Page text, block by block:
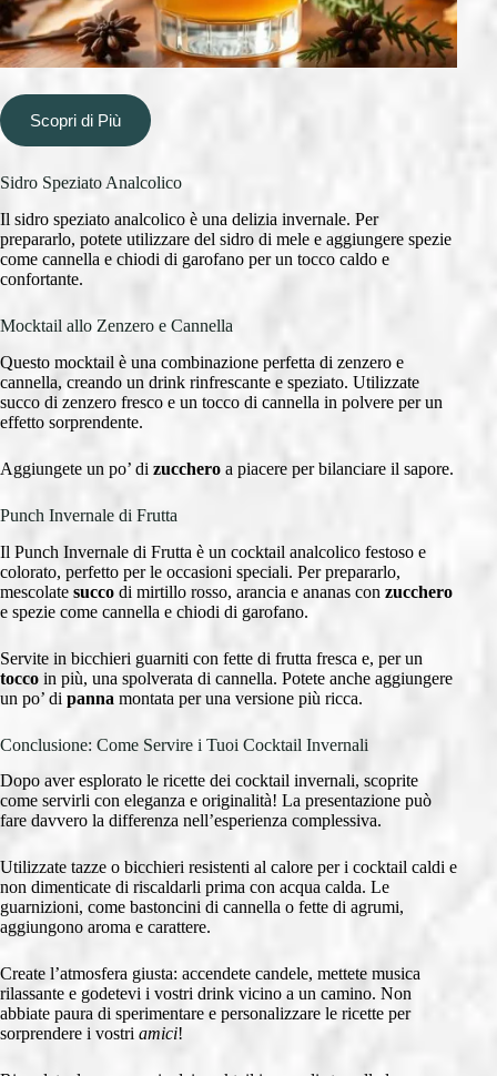
Scopri di Più
Sidro Speziato Analcolico
Il sidro speziato analcolico è una delizia invernale. Per
prepararlo, potete utilizzare del sidro di mele e aggiungere spezie
come cannella e chiodi di garofano per un tocco caldo e
confortante.
Mocktail allo Zenzero e Cannella
Questo mocktail è una combinazione perfetta di zenzero e
cannella, creando un drink rinfrescante e speziato. Utilizzate
succo di zenzero fresco e un tocco di cannella in polvere per un
effetto sorprendente.
Aggiungete un po’ di zucchero a piacere per bilanciare il sapore.
Punch Invernale di Frutta
Il Punch Invernale di Frutta è un cocktail analcolico festoso e
colorato, perfetto per le occasioni speciali. Per prepararlo,
mescolate succo di mirtillo rosso, arancia e ananas con zucchero
e spezie come cannella e chiodi di garofano.
Servite in bicchieri guarniti con fette di frutta fresca e, per un
tocco in più, una spolverata di cannella. Potete anche aggiungere
un po’ di panna montata per una versione più ricca.
Conclusione: Come Servire i Tuoi Cocktail Invernali
Dopo aver esplorato le ricette dei cocktail invernali, scoprite
come servirli con eleganza e originalità! La presentazione può
fare davvero la differenza nell’esperienza complessiva.
Utilizzate tazze o bicchieri resistenti al calore per i cocktail caldi e
non dimenticate di riscaldarli prima con acqua calda. Le
guarnizioni, come bastoncini di cannella o fette di agrumi,
aggiungono aroma e carattere.
Create l’atmosfera giusta: accendete candele, mettete musica
rilassante e godetevi i vostri drink vicino a un camino. Non
abbiate paura di sperimentare e personalizzare le ricette per
sorprendere i vostri amici!